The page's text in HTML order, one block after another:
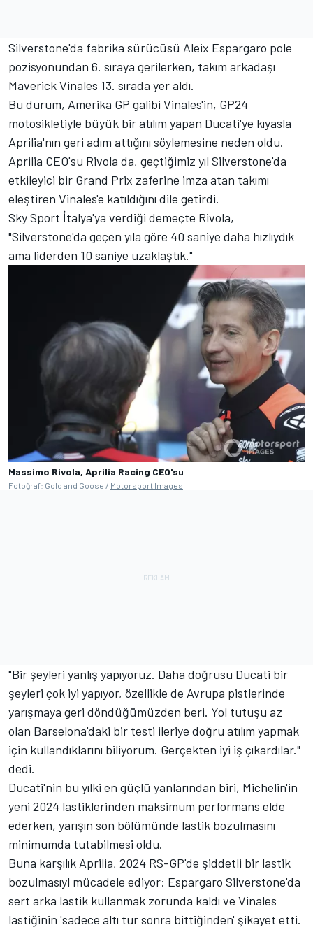
Silverstone'da fabrika sürücüsü Aleix Espargaro pole
pozisyonundan 6. sıraya gerilerken, takım arkadaşı
Maverick Vinales 13. sırada yer aldı.
Bu durum, Amerika GP galibi Vinales'in, GP24
motosikletiyle büyük bir atılım yapan Ducati'ye kıyasla
Aprilia'nın geri adım attığını söylemesine neden oldu.
Aprilia CEO'su Rivola da, geçtiğimiz yıl Silverstone'da
etkileyici bir Grand Prix zaferine imza atan takımı
eleştiren Vinales'e katıldığını dile getirdi.
Sky Sport İtalya'ya verdiği demeçte Rivola,
"Silverstone'da geçen yıla göre 40 saniye daha hızlıydık
ama liderden 10 saniye uzaklaştık."
Massimo Rivola, Aprilia Racing CEO'su
Fotoğraf: Gold and Goose / Motorsport Images
"Bir şeyleri yanlış yapıyoruz. Daha doğrusu Ducati bir
şeyleri çok iyi yapıyor, özellikle de Avrupa pistlerinde
yarışmaya geri döndüğümüzden beri. Yol tutuşu az
olan Barselona'daki bir testi ileriye doğru atılım yapmak
için kullandıklarını biliyorum. Gerçekten iyi iş çıkardılar."
dedi.
Ducati'nin bu yılki en güçlü yanlarından biri, Michelin'in
yeni 2024 lastiklerinden maksimum performans elde
ederken, yarışın son bölümünde lastik bozulmasını
minimumda tutabilmesi oldu.
Buna karşılık Aprilia, 2024 RS-GP'de şiddetli bir lastik
bozulmasıyl mücadele ediyor: Espargaro Silverstone'da
sert arka lastik kullanmak zorunda kaldı ve Vinales
lastiğinin 'sadece altı tur sonra bittiğinden' şikayet etti.